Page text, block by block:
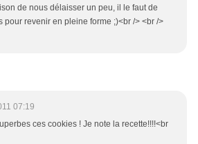
de nous délaisser un peu, il le faut de
pour revenir en pleine forme ;)<br /> <br />
07:19
ces cookies ! Je note la recette!!!!<br